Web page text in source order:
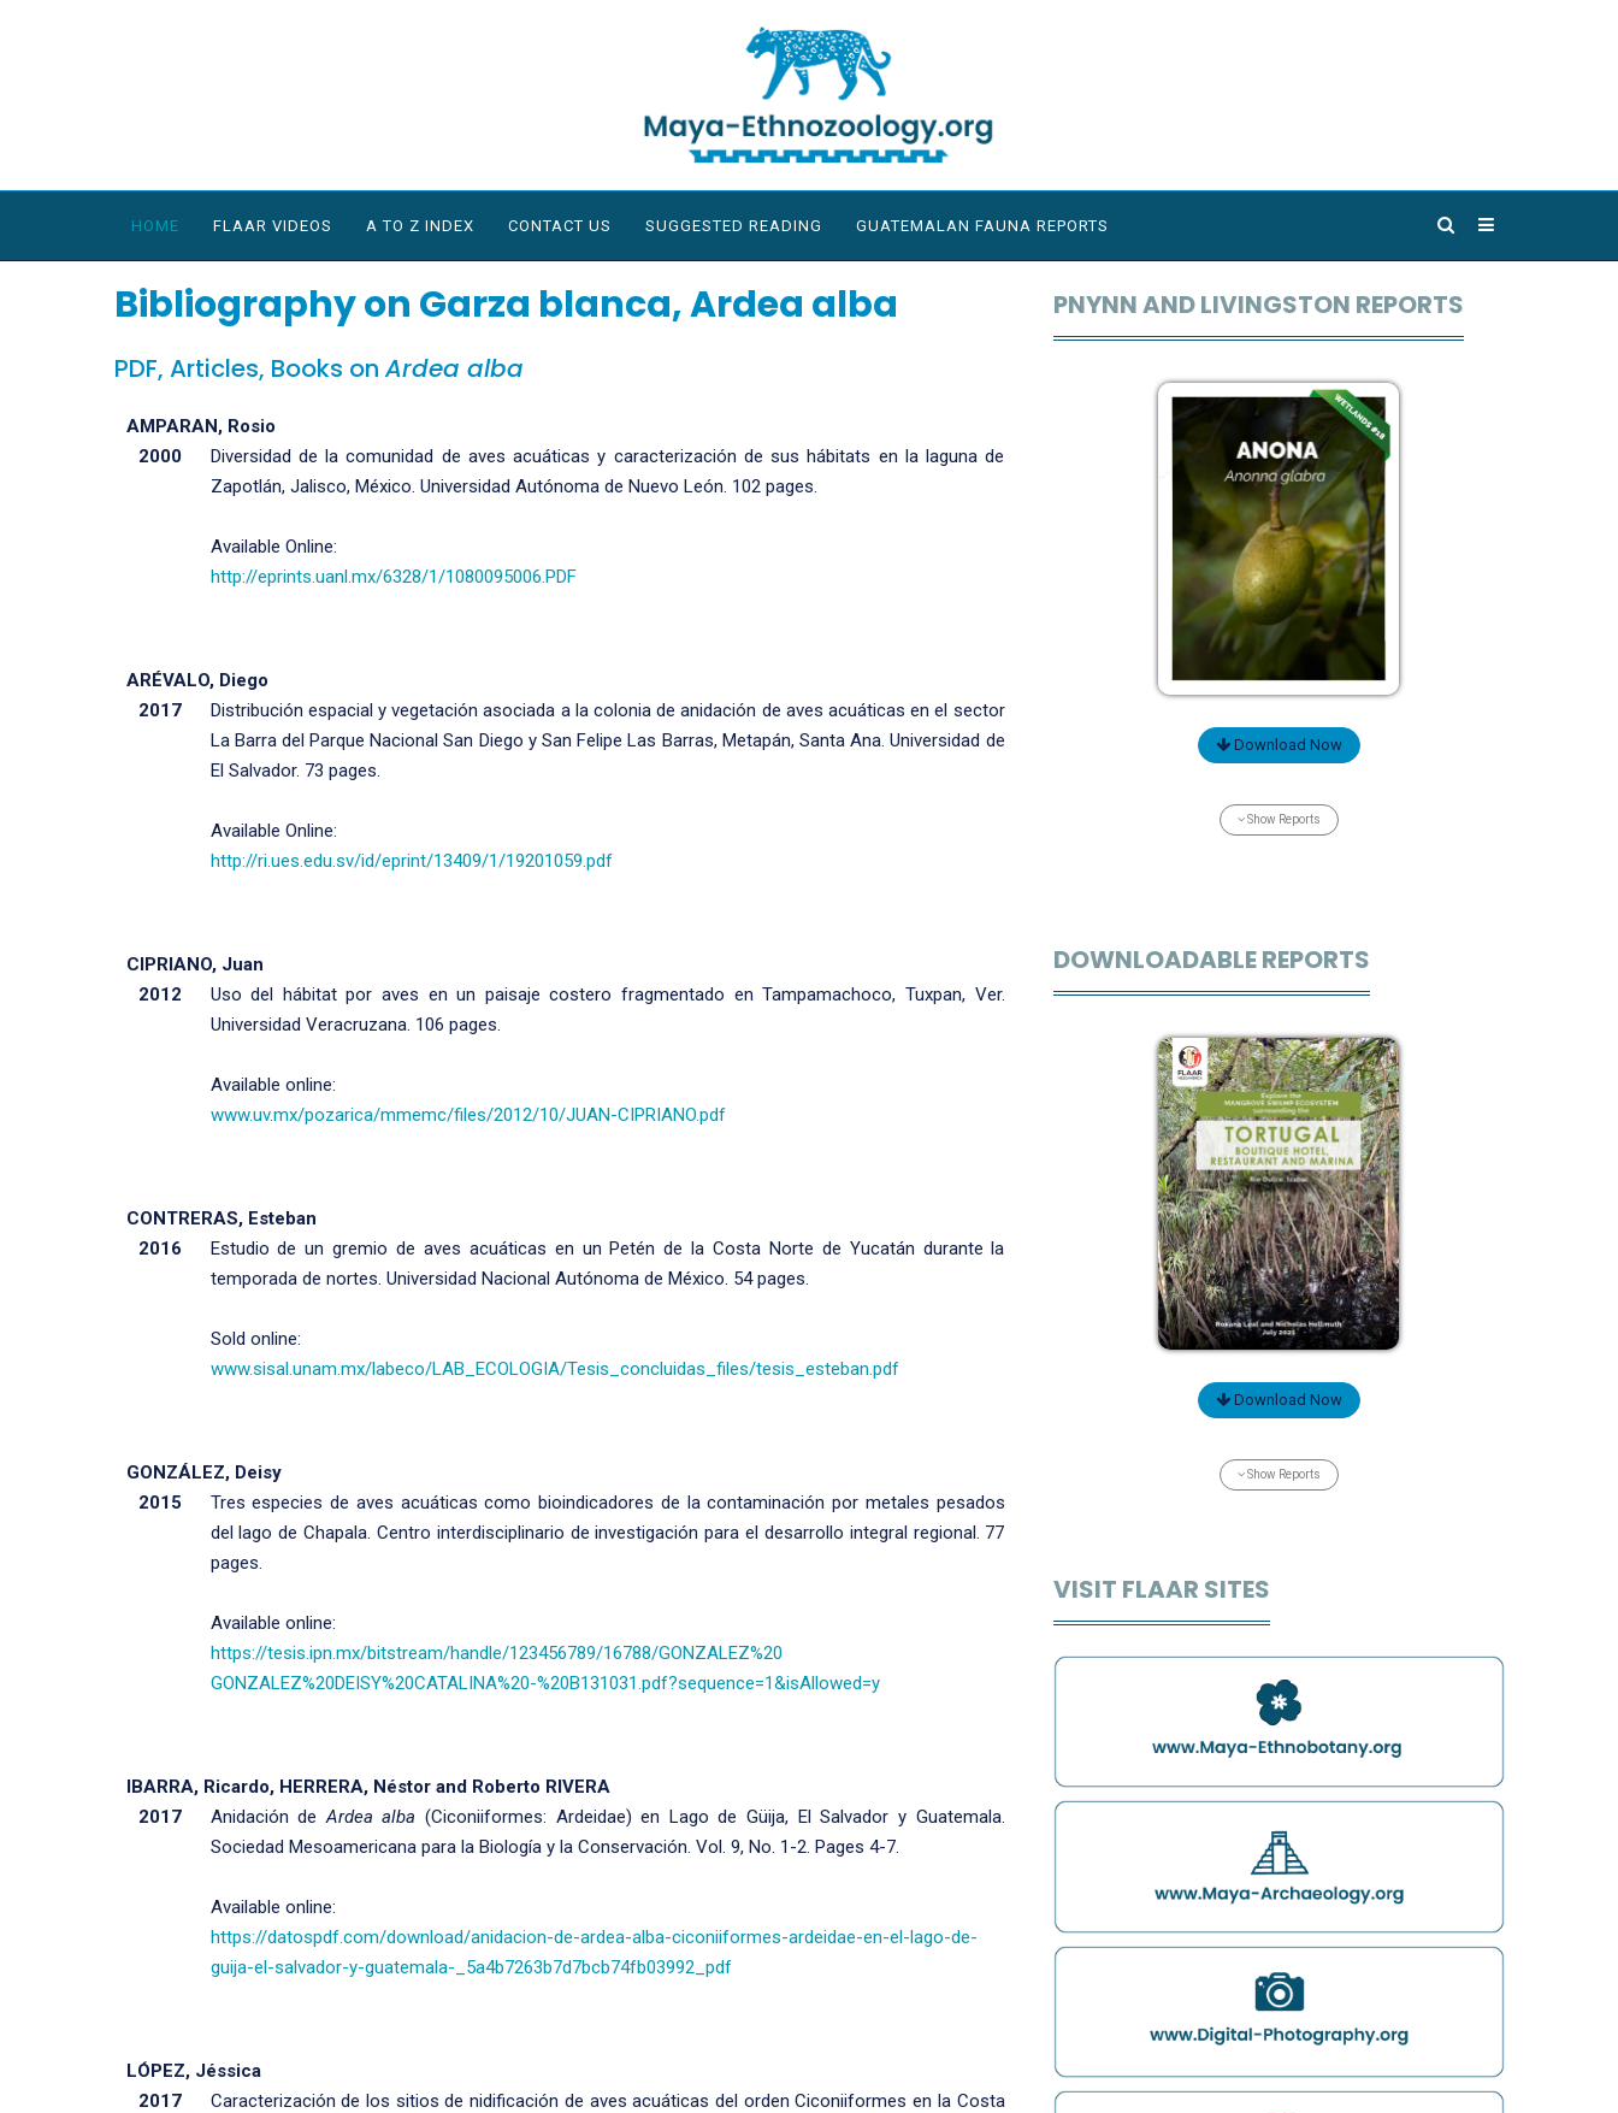
HOME FLAAR VIDEOS A TO Z INDEX CONTACT US SUGGESTED READING GUATEMALAN FAUNA REPORTS
Bibliography on Garza blanca, Ardea alba
PDF, Articles, Books onArdea alba
AMPARAN, Rosio
2000
Diversidad de la comunidad de aves acuáticas y caracterización de sus hábitats en la laguna de
Zapotlán, Jalisco, México. Universidad Autónoma de Nuevo León. 102 pages.
Available Online:
http://eprints.uanl.mx/6328/1/1080095006.PDF
ARÉVALO, Diego
2017
Distribución espacial y vegetación asociada a la colonia de anidación de aves acuáticas en el sector
La Barra del Parque Nacional San Diego y San Felipe Las Barras, Metapán, Santa Ana. Universidad de
El Salvador. 73 pages.
Available Online:
http://ri.ues.edu.sv/id/eprint/13409/1/19201059.pdf
CIPRIANO, Juan
2012
Uso del hábitat por aves en un paisaje costero fragmentado en Tampamachoco, Tuxpan, Ver.
Universidad Veracruzana. 106 pages.
Available online:
www.uv.mx/pozarica/mmemc/files/2012/10/JUAN-CIPRIANO.pdf
CONTRERAS, Esteban
2016
Estudio de un gremio de aves acuáticas en un Petén de la Costa Norte de Yucatán durante la
temporada de nortes. Universidad Nacional Autónoma de México. 54 pages.
Sold online:
www.sisal.unam.mx/labeco/LAB_ECOLOGIA/Tesis_concluidas_files/tesis_esteban.pdf
GONZÁLEZ, Deisy
2015
Tres especies de aves acuáticas como bioindicadores de la contaminación por metales pesados
del lago de Chapala. Centro interdisciplinario de investigación para el desarrollo integral regional. 77
pages.
Available online:
https://tesis.ipn.mx/bitstream/handle/123456789/16788/GONZALEZ%20
GONZALEZ%20DEISY%20CATALINA%20-%20B131031.pdf?sequence=1&isAllowed=y
IBARRA, Ricardo, HERRERA, Néstor and Roberto RIVERA
2017
Anidación deArdea alba (Ciconiiformes: Ardeidae) en Lago de Güija, El Salvador y Guatemala.
Sociedad Mesoamericana para la Biología y la Conservación. Vol. 9, No. 1-2. Pages 4-7.
Available online:
https://datospdf.com/download/anidacion-de-ardea-alba-ciconiiformes-ardeidae-en-el-lago-de-
guija-el-salvador-y-guatemala-_5a4b7263b7d7bcb74fb03992_pdf
LÓPEZ, Jéssica
2017
Caracterización de los sitios de nidificación de aves acuáticas del orden Ciconiiformes en la Costa
PNYNN AND LIVINGSTON REPORTS
Download Now
Show Reports
DOWNLOADABLE REPORTS
Download Now
Show Reports
VISIT FLAAR SITES